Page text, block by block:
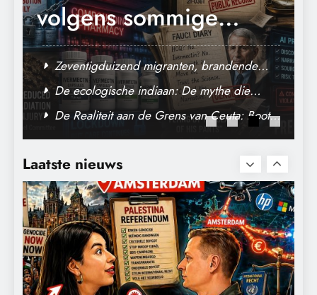
volgens sommige
kankerpatiënten
verborgen blijft voor
hun eigen arts.
Zeventigduizend migranten, brandende
bossen en een papieren
stikstofwerkelijkheid.
De ecologische indiaan: De mythe die
archeologen niet terugvonden.
De Realiteit aan de Grens van Ceuta: Boots
Laatste nieuws
De nasleep van corona: persoonlijke
van een crisis.